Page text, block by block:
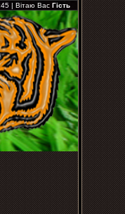
| Вітаю Вас Гість